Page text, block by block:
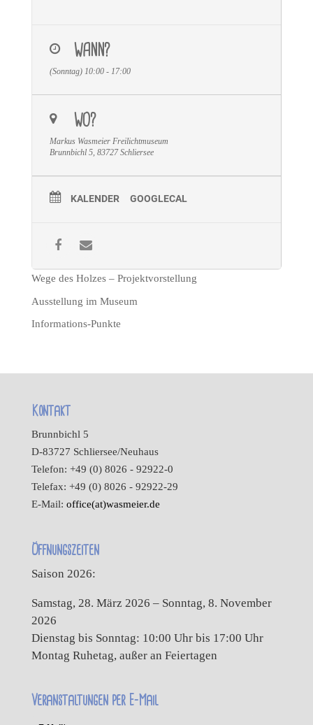
WANN?
(Sonntag) 10:00 - 17:00
WO?
Markus Wasmeier Freilichtmuseum
Brunnbichl 5, 83727 Schliersee
KALENDER GOOGLECAL
Wege des Holzes – Projektvorstellung
Ausstellung im Museum
Informations-Punkte
Kontakt
Brunnbichl 5
D-83727 Schliersee/Neuhaus
Telefon: +49 (0) 8026 - 92922-0
Telefax: +49 (0) 8026 - 92922-29
E-Mail: office(at)wasmeier.de
Öffnungszeiten
Saison 2026:
Samstag, 28. März 2026 – Sonntag, 8. November
2026
Dienstag bis Sonntag: 10:00 Uhr bis 17:00 Uhr
Montag Ruhetag, außer an Feiertagen
Veranstaltungen per E-Mail